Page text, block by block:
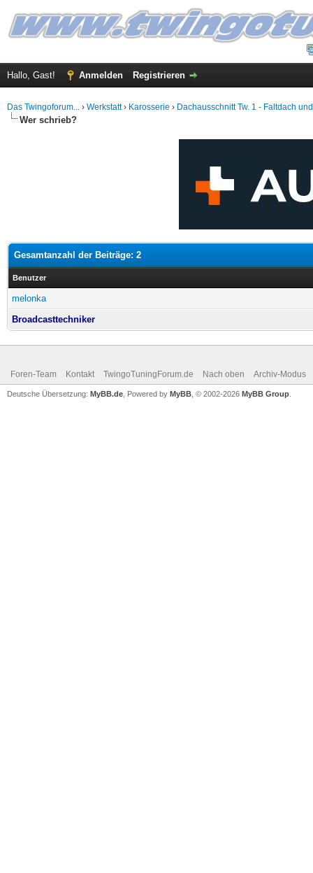
Hallo, Gast! Anmelden Registrieren
Das Twingoforum... › Werkstatt› Karosserie › Dachausschnitt Tw. 1 - Faltdach
Wer schrieb?
Gesamtanzahl der Beiträge: 2
Benutzer
melonka
Broadcasttechniker
Foren-Team Kontakt TwingoTuningForum.de Nach oben Archiv-Modus
Deutsche Übersetzung: MyBB.de , Powered by MyBB , © 2002-2026 MyBB Group